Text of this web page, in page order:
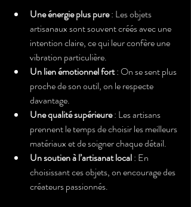
Une énergie plus pure : Les objets
artisanaux sont souvent créés avec une
intention claire, ce qui leur confère une
vibration particulière.
Un lien émotionnel fort : On se sent plus
proche de son outil, on le respecte
davantage.
Une qualité supérieure : Les artisans
prennent le temps de choisir les meilleurs
matériaux et de soigner chaque détail.
Un soutien à l’artisanat local : En
choisissant ces objets, on encourage des
créateurs passionnés.